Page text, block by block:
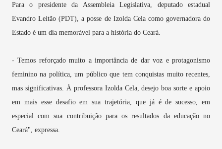
Para o presidente da Assembleia Legislativa, deputado estadual
Evandro Leitão (PDT), a posse de Izolda Cela como governadora do
Estado é um dia memorável para a história do Ceará.
- Temos reforçado muito a importância de dar voz e protagonismo
feminino na política, um público que tem conquistas muito recentes,
mas significativas. À professora Izolda Cela, desejo boa sorte e apoio
em mais esse desafio em sua trajetória, que já é de sucesso, em
especial com sua contribuição para os resultados da educação no
Ceará", expressa.